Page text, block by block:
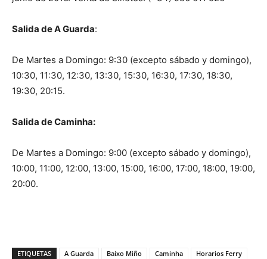
Salida de A Guarda:
De Martes a Domingo: 9:30 (excepto sábado y domingo),
10:30, 11:30, 12:30, 13:30, 15:30, 16:30, 17:30, 18:30,
19:30, 20:15.
Salida de Caminha:
De Martes a Domingo: 9:00 (excepto sábado y domingo),
10:00, 11:00, 12:00, 13:00, 15:00, 16:00, 17:00, 18:00, 19:00,
20:00.
ETIQUETAS A Guarda Baixo Miño Caminha Horarios Ferry